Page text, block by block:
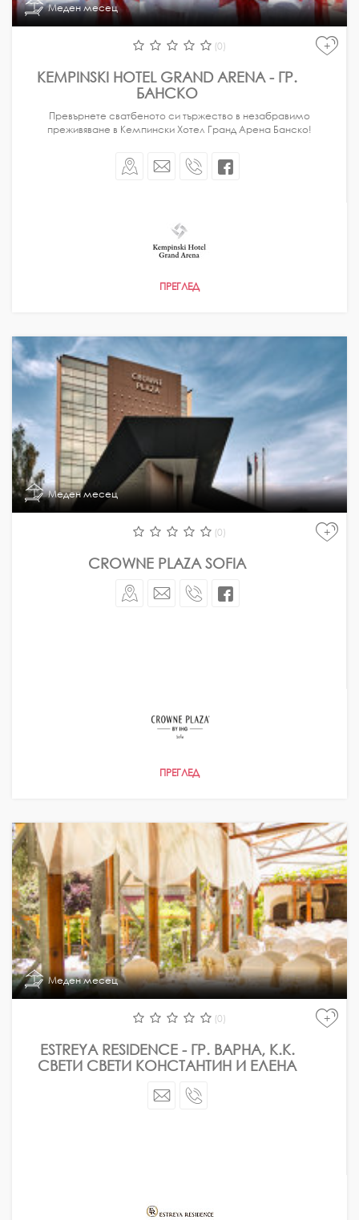
Меден месец
(0) +
KEMPINSKI HOTEL GRAND ARENA - ГР.
БАНСКО
Превърнете сватбеното си тържество в незабравимо
преживяване в Кемпински Хотел Гранд Арена Банско!
ПРЕГЛЕД
Меден месец
(0) +
CROWNE PLAZA SOFIA
ПРЕГЛЕД
Меден месец
(0) +
ESTREYA RESIDENCE - ГР. ВАРНА, К.К.
СВЕТИ СВЕТИ КОНСТАНТИН И ЕЛЕНА